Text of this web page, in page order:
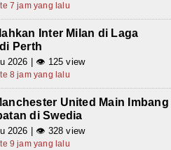
7 jam yang lalu
Inter Milan di Laga
Perth
2026 | 👁 125 view
8 jam yang lalu
United Main Imbang
di Swedia
2026 | 👁 328 view
9 jam yang lalu